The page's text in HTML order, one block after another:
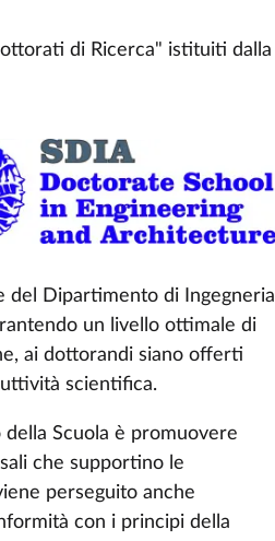
di Ricerca" istituiti dalla
del
Dipartimento di Ingegneria
un livello ottimale di
ai dottorandi siano offerti
scientifica.
Scuola è promuovere
che supportino le
perseguito anche
con i principi della